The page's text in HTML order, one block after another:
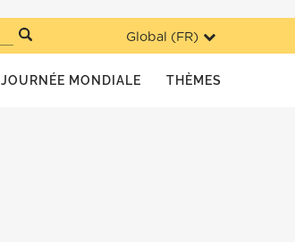
Global (FR)
JOURNÉE MONDIALE THÈMES